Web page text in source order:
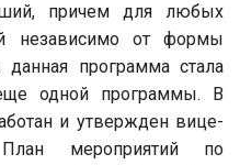
причем для любых
независимо от формы
данная программа стала
одной программы. В
и утвержден вице-
мероприятий по